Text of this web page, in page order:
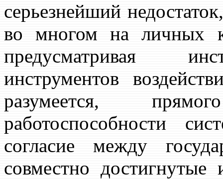
серьезнейший
во многом на личных
предусматривая
инструментов
разумеется,
работоспособности
согласие между
совместно